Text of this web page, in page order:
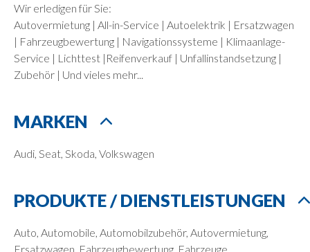
Wir erledigen für Sie:
Autovermietung | All-in-Service | Autoelektrik | Ersatzwagen
| Fahrzeugbewertung | Navigationssysteme | Klimaanlage-
Service | Lichttest |Reifenverkauf | Unfallinstandsetzung |
Zubehör | Und vieles mehr...
MARKEN
Audi, Seat, Skoda, Volkswagen
PRODUKTE / DIENSTLEISTUNGEN
Auto, Automobile, Automobilzubehör, Autovermietung,
Ersatzwagen, Fahrzeugbewertung, Fahrzeuge,